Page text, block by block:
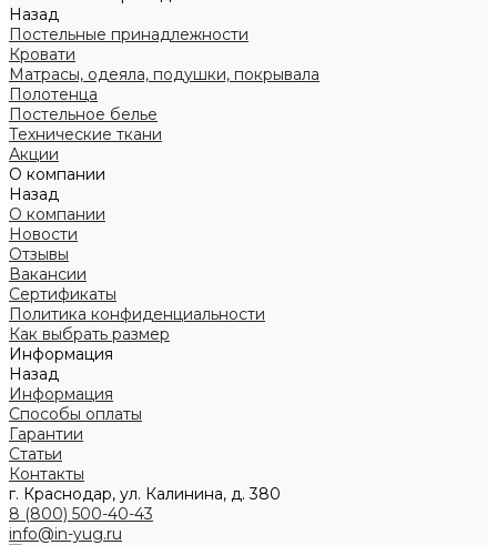
Назад
Постельные принадлежности
Кровати
Матрасы, одеяла, подушки, покрывала
Полотенца
Постельное белье
Технические ткани
Акции
О компании
Назад
О компании
Новости
Отзывы
Вакансии
Сертификаты
Политика конфиденциальности
Как выбрать размер
Информация
Назад
Информация
Способы оплаты
Гарантии
Статьи
Контакты
г. Краснодар, ул. Калинина, д. 380
8 (800) 500-40-43
info@in-yug.ru